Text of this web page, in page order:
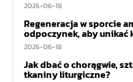
2026-06-18
Regeneracja w sporcie
odpoczynek, aby unikać
2026-06-18
Jak dbać o chorągwie,
tkaniny liturgiczne?